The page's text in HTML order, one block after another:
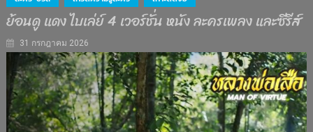
ย้อนดู แดง ไบเล่ย์ 4 เวอร์ชั่น หนัง ละครเพลง และซีรีส์
31 กรกฎาคม 2026